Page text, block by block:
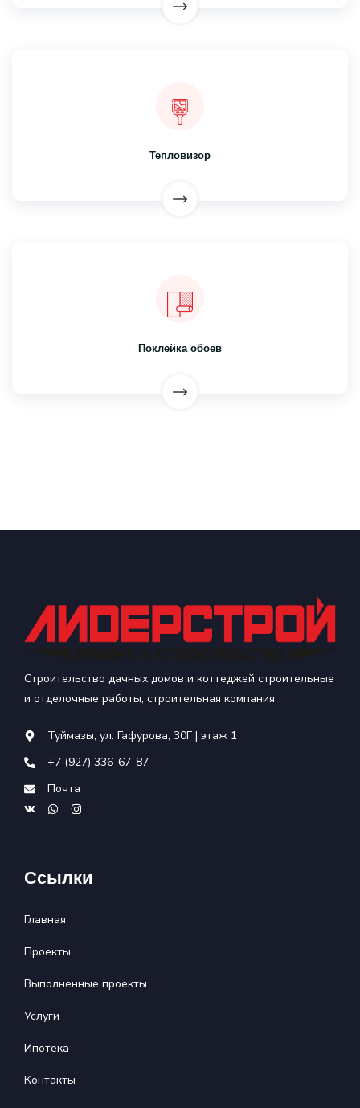
Тепловизор
Поклейка обоев
Строительство дачных домов и коттеджей строительные
и отделочные работы, строительная компания
Туймазы, ул. Гафурова, 30Г | этаж 1
+7 (927) 336-67-87
Почта
Ссылки
Главная
Проекты
Выполненные проекты
Услуги
Ипотека
Контакты